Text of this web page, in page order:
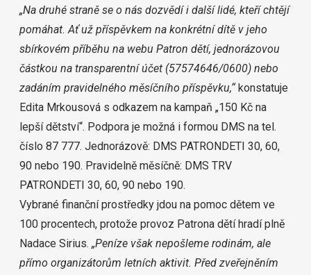
„Na druhé straně se o nás dozvědí i další lidé, kteří chtějí
pomáhat. Ať už příspěvkem na konkrétní dítě v jeho
sbírkovém příběhu na webu Patron dětí, jednorázovou
částkou na transparentní účet (57574646/0600) nebo
zadáním pravidelného měsíčního příspěvku,“konstatuje
Edita Mrkousová s odkazem na kampaň „150 Kč na
lepší dětství“. Podpora je možná i formou DMS na tel.
číslo 87 777. Jednorázově: DMS PATRONDETI 30, 60,
90 nebo 190. Pravidelně měsíčně: DMS TRV
PATRONDETI 30, 60, 90 nebo 190.
Vybrané finanční prostředky jdou na pomoc dětem ve
100 procentech, protože provoz Patrona dětí hradí plně
Nadace Sirius. „Peníze však nepošleme rodinám, ale
přímo organizátorům letních aktivit. Před zveřejněním